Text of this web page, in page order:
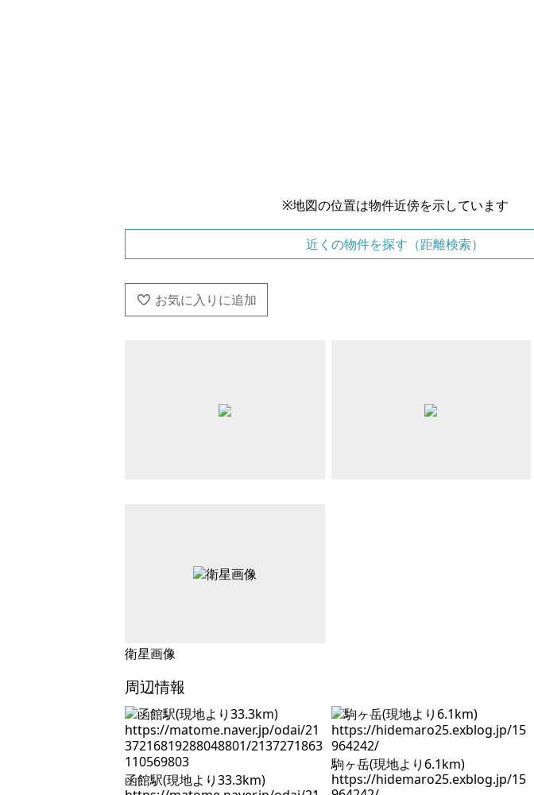
※地図の位置は物件近傍を示しています
近くの物件を探す（距離検索）
衛星画像
周辺情報
函館駅(現地より33.3km)
駒ヶ岳(現地より6.1km)
https://hidemaro25.exblog.jp/15